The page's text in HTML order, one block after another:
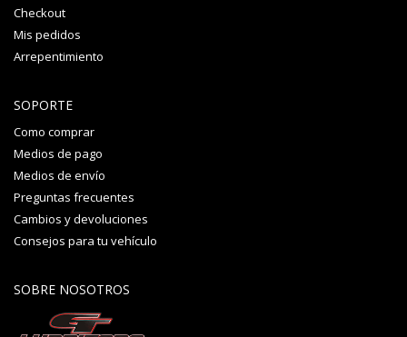
Checkout
Mis pedidos
Arrepentimiento
SOPORTE
Como comprar
Medios de pago
Medios de envío
Preguntas frecuentes
Cambios y devoluciones
Consejos para tu vehículo
SOBRE NOSOTROS